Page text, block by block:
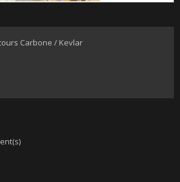
Carbone / Kevlar